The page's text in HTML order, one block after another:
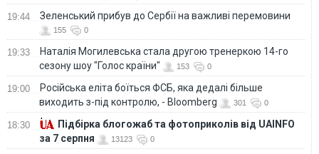
19:44 Зеленський прибув до Сербії на важливі перемовини
155 0
19:33
Наталія Могилевська стала другою тренеркою 14-го
сезону шоу "Голос країни"
153 0
19:00
Російська еліта боїться ФСБ, яка дедалі більше
виходить з-під контролю, - Bloomberg
301 0
18:30
Підбірка блогожаб та фотоприколів від UAINFO
за 7 серпня
13123 0